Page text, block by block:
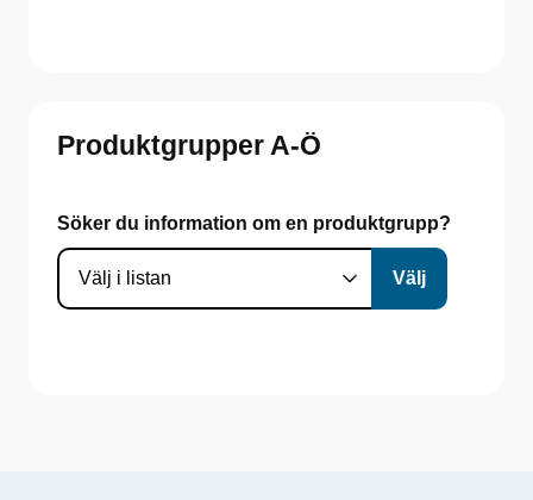
Produktgrupper A-Ö
Söker du information om en produktgrupp?